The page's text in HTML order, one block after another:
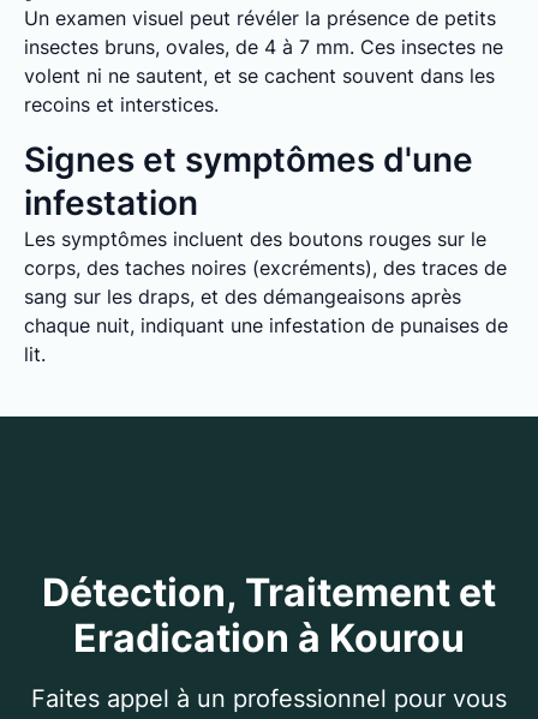
Un examen visuel peut révéler la présence de petits
insectes bruns, ovales, de 4 à 7 mm. Ces insectes ne
volent ni ne sautent, et se cachent souvent dans les
recoins et interstices.
Signes et symptômes d'une
infestation
Les symptômes incluent des boutons rouges sur le
corps, des taches noires (excréments), des traces de
sang sur les draps, et des démangeaisons après
chaque nuit, indiquant une infestation de punaises de
lit.
Détection, Traitement et
Eradication à Kourou
Faites appel à un professionnel pour vous